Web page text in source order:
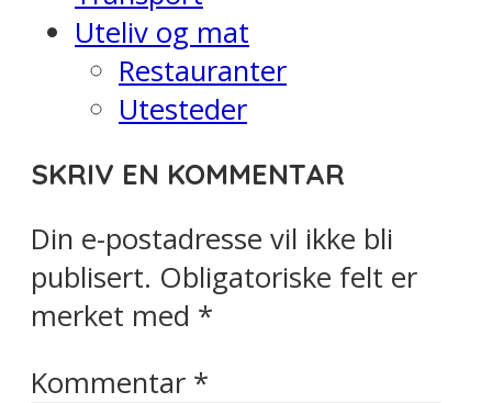
Uteliv og mat
Restauranter
Utesteder
SKRIV EN KOMMENTAR
Din e-postadresse vil ikke bli
publisert. Obligatoriske felt er
merket med *
Kommentar *